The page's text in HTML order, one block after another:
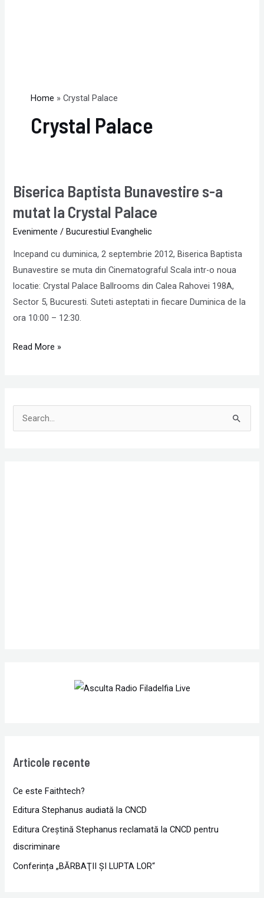
Home Crystal Palace
Crystal Palace
Biserica Baptista Bunavestire s-a
mutat la Crystal Palace
Evenimente /Bucurestiul Evanghelic
Incepand cu duminica, 2 septembrie 2012, Biserica Baptista
Bunavestire se muta din Cinematograful Scala intr-o noua
locatie: Crystal Palace Ballrooms din Calea Rahovei 198A,
Sector 5, Bucuresti. Suteti asteptati in fiecare Duminica de la
ora 10:00 – 12:30.
Biserica
Bunavestire
s-
a
mutat
la
Crystal
Palace
Read More »
Articole recente
Ce este Faithtech?
Editura Stephanus audiată la CNCD
Editura Creștină Stephanus reclamată la CNCD pentru
discriminare
Conferința „BĂRBAŢII ŞI LUPTA LOR“